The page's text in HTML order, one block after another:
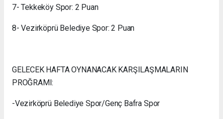
7- Tekkeköy Spor: 2 Puan
8- Vezirköprü Belediye Spor: 2 Puan
GELECEK HAFTA OYNANACAK KARŞILAŞMALARIN
PROĞRAMI:
-Vezirköprü Belediye Spor/Genç Bafra Spor